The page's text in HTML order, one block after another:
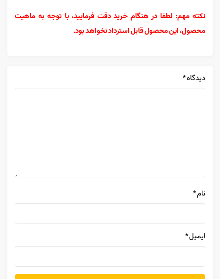
نکته مهم: لطفا در هنگام خرید دقت فرمایید، با توجه به ماهیت
محصول، این محصول قابل استرداد نخواهد بود.
دیدگاه*
نام*
ایمیل*